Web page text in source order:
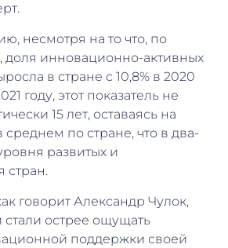
несмотря на то что, по
инновационно-активных
в стране с 10,8% в 2020
году, этот показатель не
15 лет, оставаясь на
среднем по стране, что в два-
развитых и
стран.
говорит Александр Чулок,
острее ощущать
поддержки своей